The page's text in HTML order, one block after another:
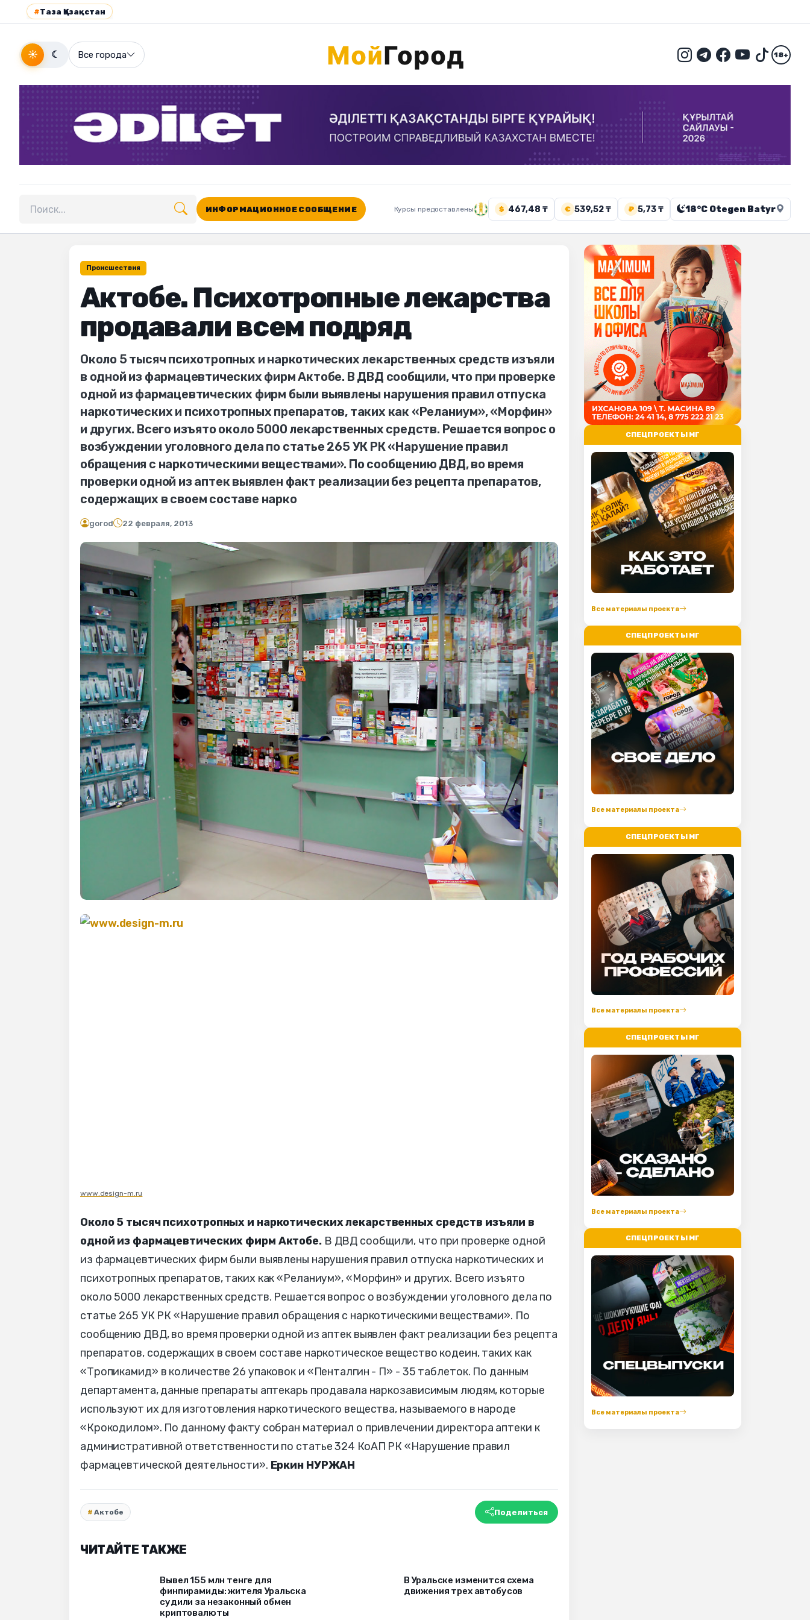
#Таза Қазақстан
☀ ☾ Все города 18+
Поиск по сайту
ИНФОРМАЦИОННОЕ СООБЩЕНИЕ Курсы предоставлены $ 467,48 ₸ € 539,52 ₸ ₽ 5,73 ₸ 18°C Otegen Batyr
Происшествия
Актобе. Психотропные лекарства
продавали всем подряд
Около 5 тысяч психотропных и наркотических лекарственных средств изъяли
в одной из фармацевтических фирм Актобе. В ДВД сообщили, что при проверке
одной из фармацевтических фирм были выявлены нарушения правил отпуска
наркотических и психотропных препаратов, таких как «Реланиум», «Морфин»
и других. Всего изъято около 5000 лекарственных средств. Решается вопрос о
возбуждении уголовного дела по статье 265 УК РК «Нарушение правил
обращения с наркотическими веществами». По сообщению ДВД, во время
проверки одной из аптек выявлен факт реализации без рецепта препаратов,
содержащих в своем составе нарко
gorod 22 февраля, 2013
www.design-m.ru
Около 5 тысяч психотропных и наркотических лекарственных средств изъяли в
одной из фармацевтических фирм Актобе.В ДВД сообщили, что при проверке одной
из фармацевтических фирм были выявлены нарушения правил отпуска наркотических и
психотропных препаратов, таких как «Реланиум», «Морфин» и других. Всего изъято
около 5000 лекарственных средств. Решается вопрос о возбуждении уголовного дела по
статье 265 УК РК «Нарушение правил обращения с наркотическими веществами». По
сообщению ДВД, во время проверки одной из аптек выявлен факт реализации без рецепта
препаратов, содержащих в своем составе наркотическое вещество кодеин, таких как
«Тропикамид» в количестве 26 упаковок и «Пенталгин - П» - 35 таблеток. По данным
департамента, данные препараты аптекарь продавала наркозависимым людям, которые
используют их для изготовления наркотического вещества, называемого в народе
«Крокодилом». По данному факту собран материал о привлечении директора аптеки к
административной ответственности по статье 324 КоАП РК «Нарушение правил
фармацевтической деятельности». Еркин НУРЖАН
Актобе Поделиться
ЧИТАЙТЕ ТАКЖЕ
Вывел 155 млн тенге для
финпирамиды: жителя Уральска
судили за незаконный обмен
криптовалюты
В Уральске изменится схема
движения трех автобусов
СПЕЦПРОЕКТЫ МГ
Все материалы проекта
СПЕЦПРОЕКТЫ МГ
Все материалы проекта
СПЕЦПРОЕКТЫ МГ
Все материалы проекта
СПЕЦПРОЕКТЫ МГ
Все материалы проекта
СПЕЦПРОЕКТЫ МГ
Все материалы проекта